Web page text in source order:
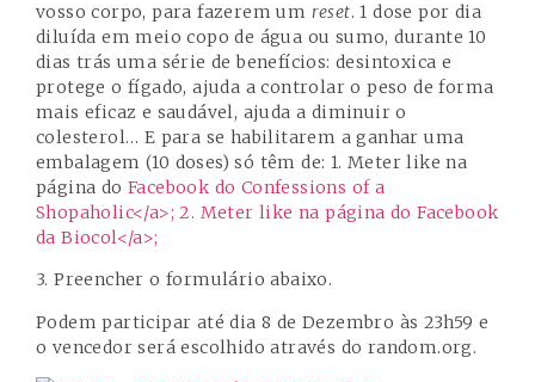
vosso corpo, para fazerem um reset. 1 dose por dia
diluída em meio copo de água ou sumo, durante 10
dias trás uma série de benefícios: desintoxica e
protege o fígado, ajuda a controlar o peso de forma
mais eficaz e saudável, ajuda a diminuir o
colesterol… E para se habilitarem a ganhar uma
embalagem (10 doses) só têm de: 1. Meter like na
página doFacebook do Confessions of a
Shopaholic</a>; 2. Meter like na página doFacebook
da Biocol</a>;
3. Preencher o formulário abaixo.
Podem participar até dia 8 de Dezembro às 23h59 e
o vencedor será escolhido através do random.org.